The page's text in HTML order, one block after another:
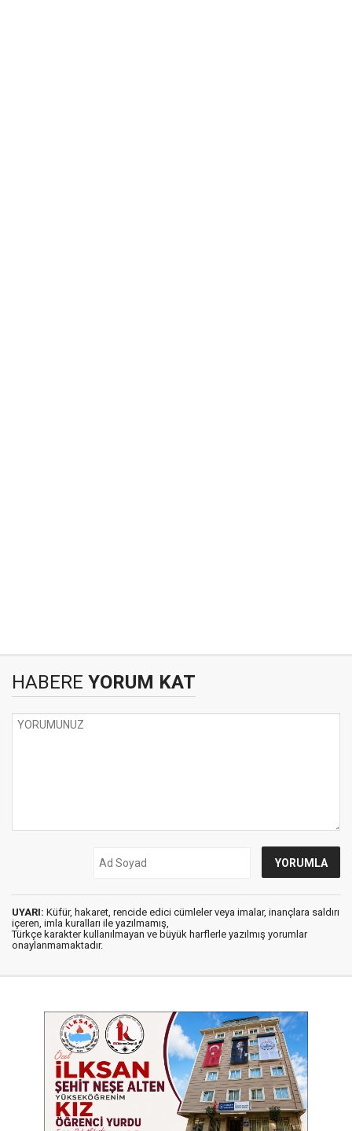
HABERE YORUM KAT
UYARI: Küfür, hakaret, rencide edici cümleler veya imalar, inançlara saldırı
içeren, imla kuralları ile yazılmamış,
Türkçe karakter kullanılmayan ve büyük harflerle yazılmış yorumlar
onaylanmamaktadır.